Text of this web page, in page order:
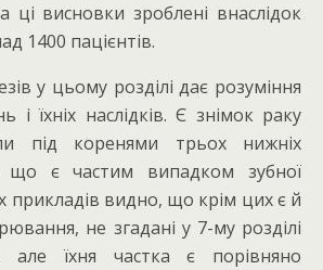
ці висновки зроблені внаслідок
1400 пацієнтів.
у цьому розділі дає розуміння
і їхніх наслідків. Є знімок раку
під коренями трьох нижніх
що є частим випадком зубної
прикладів видно, що крім цих є й
не згадані у 7-му розділі
але їхня частка є порівняно